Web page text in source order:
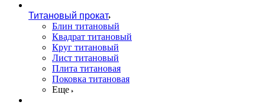
Титановый прокат
Блин титановый
Квадрат титановый
Круг титановый
Лист титановый
Плита титановая
Поковка титановая
Еще